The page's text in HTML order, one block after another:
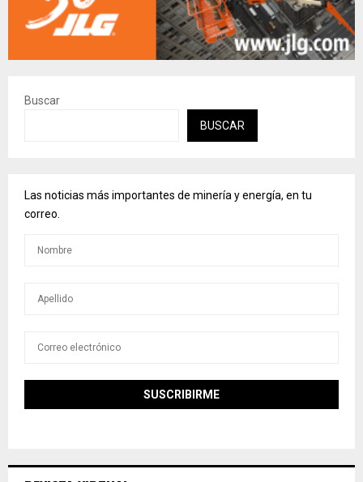
Buscar
BUSCAR
Las noticias más importantes de minería y energía, en tu
correo.